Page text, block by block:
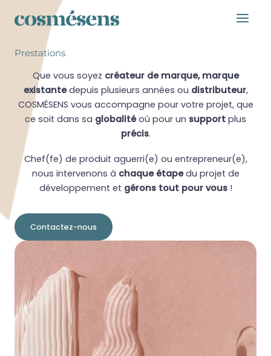
Prestations
Que vous soyez créateur de marque, marque
existantedepuis plusieurs années ou distributeur,
COSMÉSENS vous accompagne pour votre projet, que
ce soit dans sa globalitéoù pour un support plus
précis.
Chef(fe) de produit aguerri(e) ou entrepreneur(e),
nous intervenons à chaque étapedu projet de
développement et gérons tout pour vous !
Contactez-nous